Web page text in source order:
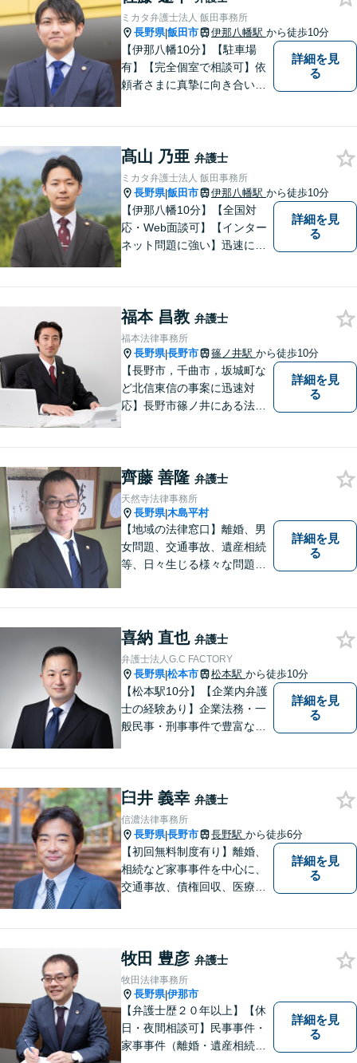
ミカタ弁護士法人 飯田事務所
長野県|飯田市 伊那八幡駅 から徒歩10分
【伊那八幡10分】【駐車場
有】【完全個室で相談可】依
頼者さまに真摯に向き合い、
は日本全国です。 遠方の方は
Web面談や電話でのご連絡が
可能です。
詳細を見
る
髙山 乃亜 弁護士
ミカタ弁護士法人 飯田事務所
長野県|飯田市 伊那八幡駅 から徒歩10分
【伊那八幡10分】【全国対
応・Web面談可】【インター
ネット問題に強い】迅速に対
のようなことでも、お気軽に
ご相談ください。
詳細を見
る
福本 昌教 弁護士
福本法律事務所
長野県|長野市 篠ノ井駅 から徒歩10分
【長野市，千曲市，坂城町な
ど北信東信の事案に迅速対
応】長野市篠ノ井にある法律
方は是非ご相談ください。迅
速に対応いたします。
詳細を見
る
齊藤 善隆 弁護士
天然寺法律事務所
長野県|木島平村
【地域の法律窓口】離婚、男
女問題、交通事故、遺産相続
等、日々生じる様々な問題に
詳細を見
る
喜納 直也 弁護士
弁護士法人G.C FACTORY
長野県|松本市 松本駅 から徒歩10分
【松本駅10分】【企業内弁護
士の経験あり】企業法務・一
般民事・刑事事件で豊富な実
供します。
詳細を見
る
臼井 義幸 弁護士
信濃法律事務所
長野県|長野市 長野駅 から徒歩6分
【初回無料制度有り】離婚、
相続など家事事件を中心に、
交通事故、債権回収、医療過
詳細を見
る
牧田 豊彦 弁護士
牧田法律事務所
長野県|伊那市
【弁護士歴２０年以上】【休
日・夜間相談可】民事事件・
家事事件（離婚・遺産相続、
詳細を見
る